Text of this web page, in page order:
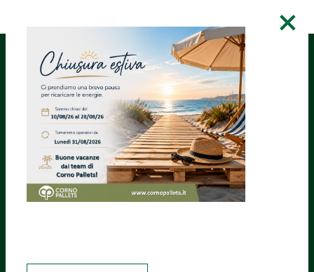
CREA CERTIFICATI
NEWS MONDOPALLETS
Imballaggi: in
×